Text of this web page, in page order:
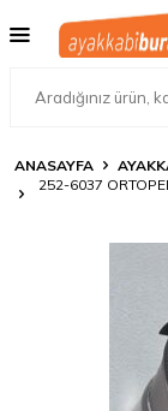
ANASAYFA
252-6037